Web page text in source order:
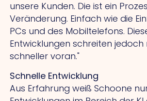
unsere Kunden. Die ist ein
Veränderung. Einfach wie die
PCs und des Mobiltelefons.
Entwicklungen schreiten jedoch
schneller voran."
Schnelle Entwicklung
Aus Erfahrung weiß Schoone